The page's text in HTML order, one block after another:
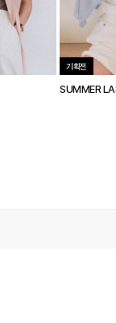
기획전
SUMMER